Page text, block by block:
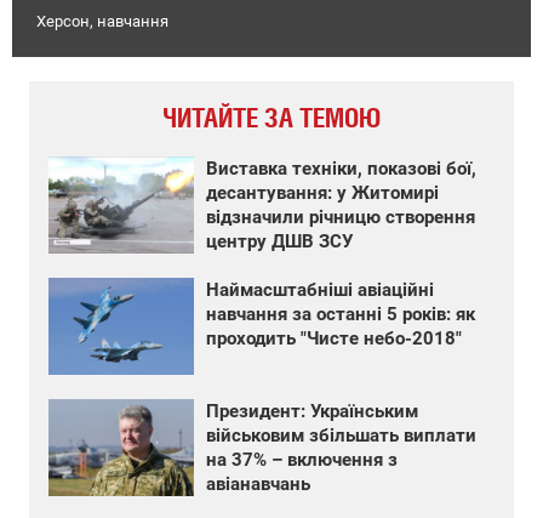
Херсон, навчання
ЧИТАЙТЕ ЗА ТЕМОЮ
Виставка техніки, показові бої,
десантування: у Житомирі
відзначили річницю створення
центру ДШВ ЗСУ
Наймасштабніші авіаційні
навчання за останні 5 років: як
проходить "Чисте небо-2018"
Президент: Українським
військовим збільшать виплати
на 37% – включення з
авіанавчань